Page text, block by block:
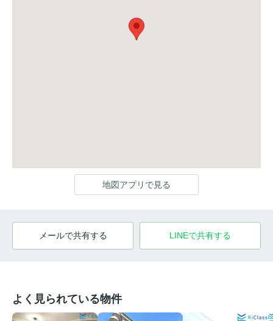
地図アプリで見る
メールで共有する LINEで共有する
よく見られている物件